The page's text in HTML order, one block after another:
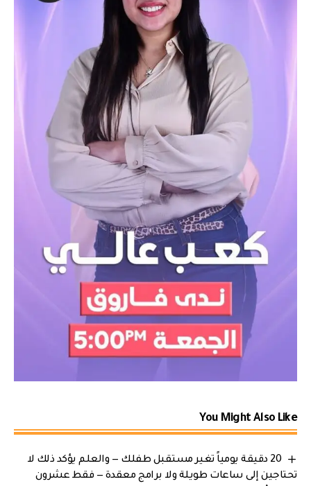
You Might Also Like
20 دقيقة يومياً تغير مستقبل طفلك — والعلم يؤكد ذلك لا
تحتاجين إلى ساعات طويلة ولا برامج معقدة — فقط عشرون